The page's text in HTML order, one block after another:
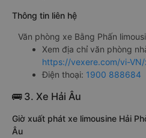
Thông tin liên hệ
Văn phòng xe Bằng Phấn
Xem địa chỉ văn phòng
https://vexere.com/vi-
Điện thoại: 1900 888684
🚌 3. Xe Hải Âu
Giờ xuất phát xe limousine Hải
Âu